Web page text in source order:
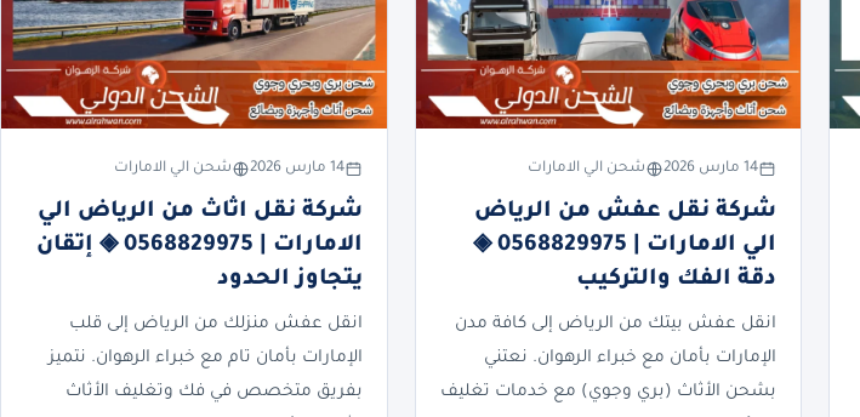
14 مارس 2026 شحن الي الامارات
شركة نقل عفش من الرياض
الي الامارات | 0568829975 ◈
دقة الفك والتركيب
انقل عفش بيتك من الرياض إلى كافة مدن
الإمارات بأمان مع خبراء الرهوان. نعتني
بشحن الأثاث (بري وجوي) مع خدمات تغليف
14 مارس 2026 شحن الي الامارات
شركة نقل اثاث من الرياض الي
الامارات | 0568829975 ◈ إتقان
يتجاوز الحدود
انقل عفش منزلك من الرياض إلى قلب
الإمارات بأمان تام مع خبراء الرهوان. نتميز
بفريق متخصص في فك وتغليف الأثاث